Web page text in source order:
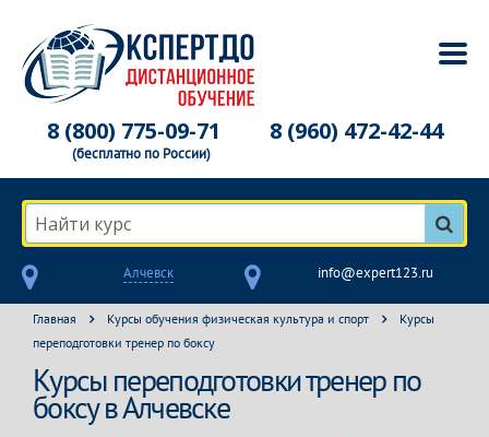
8 (800) 775-09-71
(бесплатно по России)
8 (960) 472-42-44
Найти курс
Алчевск info@expert123.ru
Главная Курсы обучения физическая культура и спорт
Курсы
переподготовки тренер по боксу
Курсы переподготовки тренер по
боксу в Алчевске